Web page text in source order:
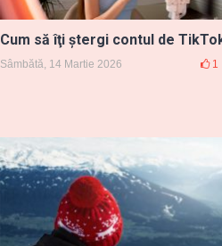
Cum să îţi ştergi contul de
Sâmbătă, 14 Martie 2026 1